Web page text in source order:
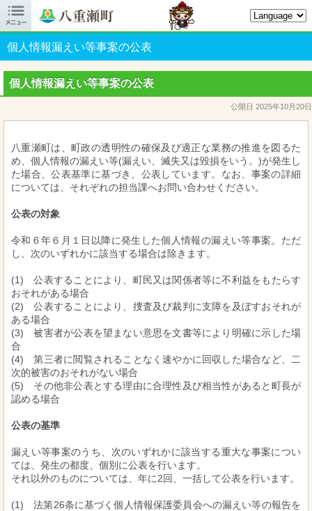
 八重瀬町オフィシャルサイト
個人情報漏えい等事案の公表
個人情報漏えい等事案の公表
公開日 2025年10月20日
八重瀬町は、町政の透明性の確保及び適正な業務の推進を図るた
め、個人情報の漏えい等(漏えい、滅失又は毀損をいう。)が発生し
た場合、公表基準に基づき、公表しています。なお、事案の詳細
については、それぞれの担当課へお問い合わせください。
公表の対象
令和６年６月１日以降に発生した個人情報の漏えい等事案。ただ
し、次のいずれかに該当する場合は除きます。
(1) 公表することにより、町民又は関係者等に不利益をもたらす
おそれがある場合
(2) 公表することにより、捜査及び裁判に支障を及ぼすおそれが
ある場合
(3) 被害者が公表を望まない意思を文書等により明確に示した場
合
(4) 第三者に閲覧されることなく速やかに回収した場合など、二
次的被害のおそれがない場合
(5) その他非公表とする理由に合理性及び相当性があると町長が
認める場合
公表の基準
漏えい等事案のうち、次のいずれかに該当する重大な事案につい
ては、発生の都度、個別に公表を行います。
それ以外のものについては、年に2回、一括して公表を行います。
(1) 法第26条に基づく個人情報保護委員会への漏えい等の報告を